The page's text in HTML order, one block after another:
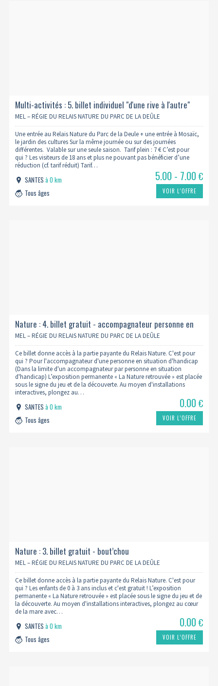
Multi-activités : 5. billet individuel "d'une rive à l'autre"
MEL – RÉGIE DU RELAIS NATURE DU PARC DE LA DEÛLE
Une entrée au Relais Nature du Parc de la Deule + une entrée à Mosaïc,
le jardin des cultures Sur la même journée ou sur des journées
différentes. Valable sur une seule saison. Tarif plein : 7 € C’est pour
qui ? Les visiteurs de 18 ans et plus ne pouvant pas bénéficier d’une
réduction (cf. tarif réduit) Tarif…
SANTESà 0 km
Tous âges
5.00 - 7.00€
VOIR L’OFFRE
Nature : 4. billet gratuit - accompagnateur personne en
situation de handicap
MEL – RÉGIE DU RELAIS NATURE DU PARC DE LA DEÛLE
Ce billet donne accès à la partie payante du Relais Nature. C'est pour
qui ? Pour l'accompagnateur d'une personne en situation d'handicap
(Dans la limite d'un accompagnateur par personne en situation
d'handicap) L’exposition permanente « La Nature retrouvée » est placée
sous le signe du jeu et de la découverte. Au moyen d'installations
interactives, plongez au…
SANTESà 0 km
Tous âges
0.00€
VOIR L’OFFRE
Nature : 3. billet gratuit - bout’chou
MEL – RÉGIE DU RELAIS NATURE DU PARC DE LA DEÛLE
Ce billet donne accès à la partie payante du Relais Nature. C'est pour
qui ? Les enfants de 0 à 3 ans inclus et c'est gratuit ! L’exposition
permanente « La Nature retrouvée » est placée sous le signe du jeu et de
la découverte. Au moyen d'installations interactives, plongez au cœur
de la mare avec…
SANTESà 0 km
Tous âges
0.00€
VOIR L’OFFRE